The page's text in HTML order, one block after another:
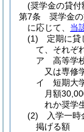
(奨学金の貸付
第7条
奨学金の
に応じて、 当
(1)
定期に
て、それぞ
ア
高等学
又は専修
イ
短期大
月額
れか奨学
(2)
入学一
掲げる額